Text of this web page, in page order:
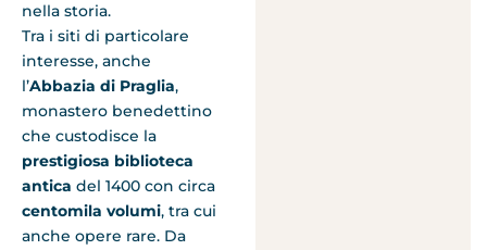
nella storia.
Tra i siti di particolare
interesse, anche
l’Abbazia di Praglia,
monastero benedettino
che custodisce la
prestigiosa biblioteca
antica del 1400 con circa
centomila volumi, tra cui
anche opere rare. Da